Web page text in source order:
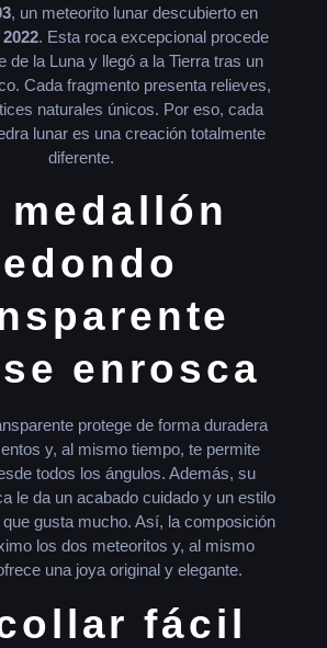
, un meteorito lunar descubierto en
. Esta roca excepcional procede
de la Luna y llegó a la Tierra tras un
Cada fragmento presenta relieves,
naturales únicos. Por eso, cada
lunar es una creación totalmente
diferente.
medallón
enrosca
protege de forma duradera
y, al mismo tiempo, te permite
todos los ángulos. Además, su
le da un acabado cuidado y un estilo
gusta mucho. Así, la composición
los dos meteoritos y, al mismo
una joya original y elegante.
fácil